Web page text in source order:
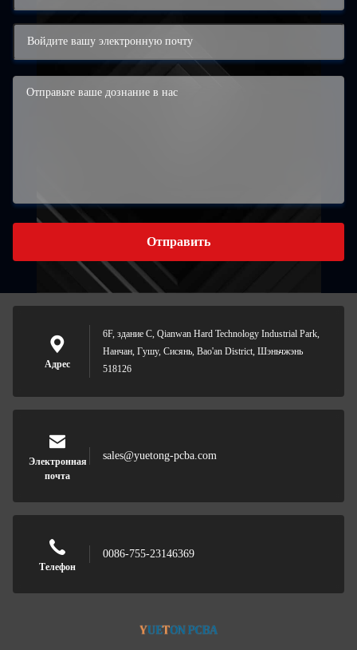
Отправить
Адрес
6F, здание C, Qianwan Hard Technology Industrial Park,
Нанчан, Гушу, Сисянь, Bao'an District, Шэньчжэнь
518126
Электронная
почта
sales@yuetong-pcba.com
Телефон
0086-755-23146369